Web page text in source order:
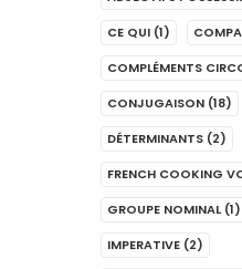
CE QUI (1)
COMPLÉMENTS
CONJUGAISON (18)
DÉTERMINANTS (2)
FRENCH COOKING
GROUPE NOMINAL (1)
IMPERATIVE (2)